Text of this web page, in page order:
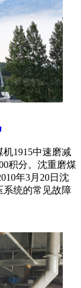
机1915中速磨减
积分。沈重磨煤
年3月20日沈
系统的常见故障